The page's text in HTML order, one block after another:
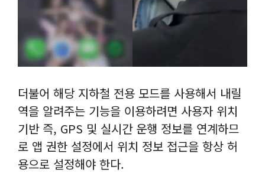
더불어 해당 지하철 전용 모드를 사용해서 내릴
역을 알려주는 기능을 이용하려면 사용자 위치
기반 즉, GPS 및 실시간 운행 정보를 연계하므
로 앱 권한 설정에서 위치 정보 접근을 항상 허
용으로 설정해야 한다.